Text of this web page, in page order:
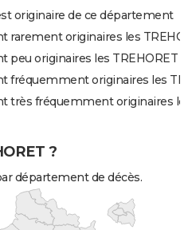
originaire de ce département
rarement originaires les
peu originaires les TREHORET
fréquemment originaires les
très fréquemment originaires
?
département de décès.